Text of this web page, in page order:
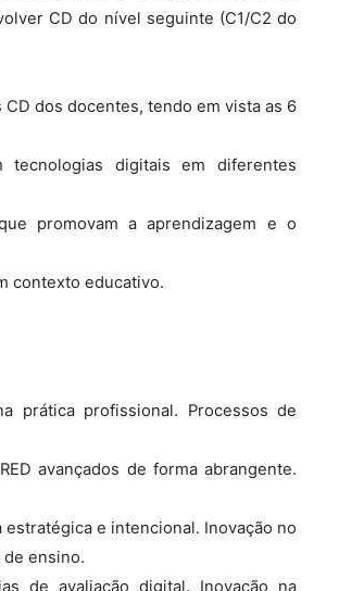
CD do nível seguinte (C1/C2 do
dos docentes, tendo em vista as 6
digitais em diferentes
promovam a aprendizagem e o
contexto educativo.
prática profissional. Processos de
avançados de forma abrangente.
e intencional. Inovação no
ensino.
de avaliação digital. Inovação na